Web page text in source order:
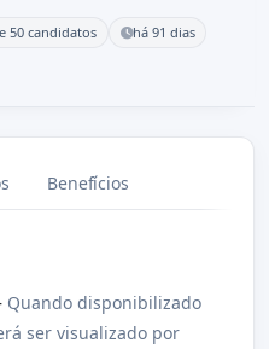
50 candidatos há 91 dias
Benefícios
Quando disponibilizado
ser visualizado por